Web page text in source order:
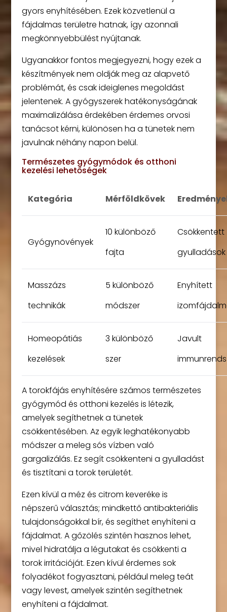
gyors enyhítésében. Ezek közvetlenül a
fájdalmas területre hatnak, így azonnali
megkönnyebbülést nyújtanak.
Ugyanakkor fontos megjegyezni, hogy ezek a
készítmények nem oldják meg az alapvető
problémát, és csak ideiglenes megoldást
jelentenek. A gyógyszerek hatékonyságának
maximalizálása érdekében érdemes orvosi
tanácsot kérni, különösen ha a tünetek nem
javulnak néhány napon belül.
Természetes gyógymódok és otthoni
kezelési lehetőségek
Kategória Mérföldkövek
Gyógynövények
10 különböző
fajta
Csökkentett
gyulladások
Masszázs
technikák
5 különböző
módszer
Enyhített
Homeopátiás
kezelések
3 különböző
szer
Javult
A torokfájás enyhítésére számos természetes
gyógymód és otthoni kezelés is létezik,
amelyek segíthetnek a tünetek
csökkentésében. Az egyik leghatékonyabb
módszer a meleg sós vízben való
gargalizálás. Ez segít csökkenteni a gyulladást
és tisztítani a torok területét.
Ezen kívül a méz és citrom keveréke is
népszerű választás; mindkettő antibakteriális
tulajdonságokkal bír, és segíthet enyhíteni a
fájdalmat. A gőzölés szintén hasznos lehet,
mivel hidratálja a légutakat és csökkenti a
torok irritációját. Ezen kívül érdemes sok
folyadékot fogyasztani, például meleg teát
vagy levest, amelyek szintén segíthetnek
enyhíteni a fájdalmat.